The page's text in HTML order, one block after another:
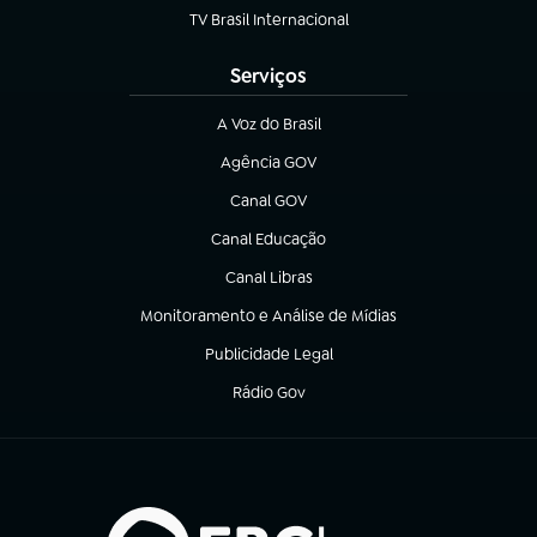
TV Brasil Internacional
(abre em nova aba)
Serviços
A Voz do Brasil
(abre em nova aba)
Agência GOV
(abre em nova aba)
Canal GOV
(abre em nova aba)
Canal Educação
(abre em nova aba)
Canal Libras
(abre em nova aba)
Monitoramento e Análise de Mídias
(abre em nova aba)
Publicidade Legal
(abre em nova aba)
Rádio Gov
(abre em nova aba)